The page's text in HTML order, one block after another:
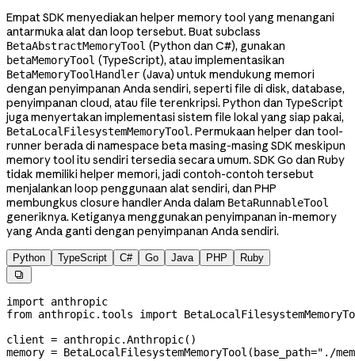
Empat SDK menyediakan helper memory tool yang menangani
antarmuka alat dan loop tersebut. Buat subclass
BetaAbstractMemoryTool (Python dan C#), gunakan
betaMemoryTool (TypeScript), atau implementasikan
BetaMemoryToolHandler (Java) untuk mendukung memori
dengan penyimpanan Anda sendiri, seperti file di disk, database,
penyimpanan cloud, atau file terenkripsi. Python dan TypeScript
juga menyertakan implementasi sistem file lokal yang siap pakai,
BetaLocalFilesystemMemoryTool. Permukaan helper dan tool-
runner berada di namespace beta masing-masing SDK meskipun
memory tool itu sendiri tersedia secara umum. SDK Go dan Ruby
tidak memiliki helper memori, jadi contoh-contoh tersebut
menjalankan loop penggunaan alat sendiri, dan PHP
membungkus closure handler Anda dalam BetaRunnableTool
generiknya. Ketiganya menggunakan penyimpanan in-memory
yang Anda ganti dengan penyimpanan Anda sendiri.
Python TypeScript C# Go Java PHP Ruby

import anthropic
from anthropic.tools import
client = anthropic.Anthropic()
memory = BetaLocalFilesystemMemoryTool( base_path="./